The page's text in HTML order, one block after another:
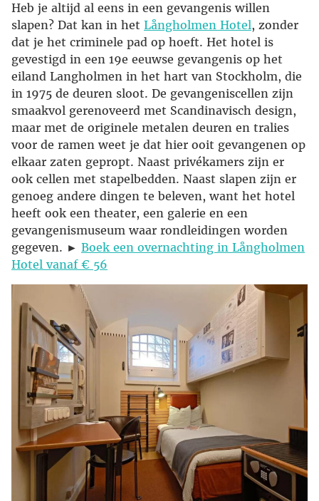
Heb je altijd al eens in een gevangenis willen
slapen? Dat kan in het Långholmen Hotel, zonder
dat je het criminele pad op hoeft. Het hotel is
gevestigd in een 19e eeuwse gevangenis op het
eiland Langholmen in het hart van Stockholm, die
in 1975 de deuren sloot. De gevangeniscellen zijn
smaakvol gerenoveerd met Scandinavisch design,
maar met de originele metalen deuren en tralies
voor de ramen weet je dat hier ooit gevangenen op
elkaar zaten gepropt. Naast privékamers zijn er
ook cellen met stapelbedden. Naast slapen zijn er
genoeg andere dingen te beleven, want het hotel
heeft ook een theater, een galerie en een
gevangenismuseum waar rondleidingen worden
gegeven. ► Boek een overnachting in Långholmen
Hotel vanaf € 56